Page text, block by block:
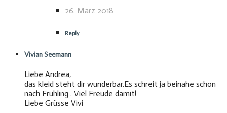
26. März 2018
Reply
Vivian Seemann
Liebe Andrea,
das kleid steht dir wunderbar.Es schreit ja beinahe schon
nach Frühling . Viel Freude damit!
Liebe Grüsse Vivi